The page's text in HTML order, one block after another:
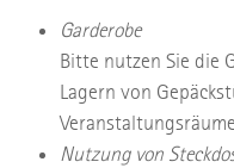
Garderobe
Bitte nutzen Sie die
Lagern von
Nutzung von